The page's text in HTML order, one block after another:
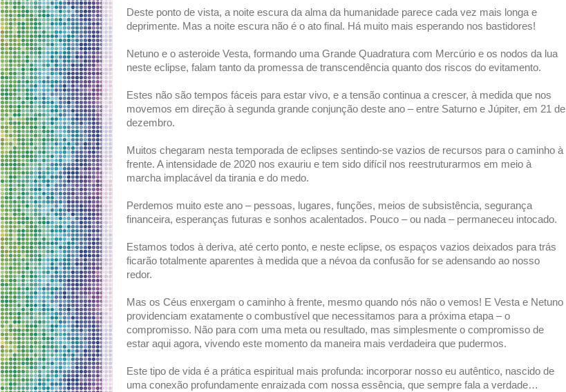
Deste ponto de vista, a noite escura da alma da humanidade parece cada vez mais longa e
deprimente. Mas a noite escura não é o ato final. Há muito mais esperando nos bastidores!
Netuno e o asteroide Vesta, formando uma Grande Quadratura com Mercúrio e os nodos da lua
neste eclipse, falam tanto da promessa de transcendência quanto dos riscos do evitamento.
Estes não são tempos fáceis para estar vivo, e a tensão continua a crescer, à medida que nos
movemos em direção à segunda grande conjunção deste ano – entre Saturno e Júpiter, em 21 de
dezembro.
Muitos chegaram nesta temporada de eclipses sentindo-se vazios de recursos para o caminho à
frente. A intensidade de 2020 nos exauriu e tem sido difícil nos reestruturarmos em meio à
marcha implacável da tirania e do medo.
Perdemos muito este ano – pessoas, lugares, funções, meios de subsistência, segurança
financeira, esperanças futuras e sonhos acalentados. Pouco – ou nada – permaneceu intocado.
Estamos todos à deriva, até certo ponto, e neste eclipse, os espaços vazios deixados para trás
ficarão totalmente aparentes à medida que a névoa da confusão for se adensando ao nosso
redor.
Mas os Céus enxergam o caminho à frente, mesmo quando nós não o vemos! E Vesta e Netuno
providenciam exatamente o combustível que necessitamos para a próxima etapa – o
compromisso. Não para com uma meta ou resultado, mas simplesmente o compromisso de
estar aqui agora, vivendo este momento da maneira mais verdadeira que pudermos.
Este tipo de vida é a prática espiritual mais profunda: incorporar nosso eu autêntico, nascido de
uma conexão profundamente enraizada com nossa essência, que sempre fala a verdade…